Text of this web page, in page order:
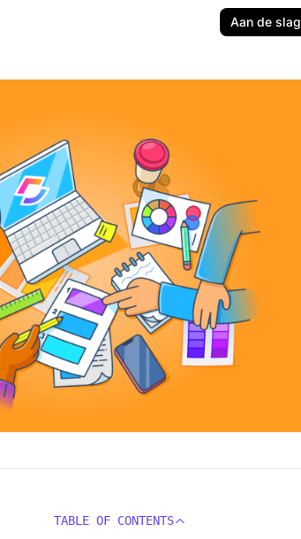
Aan de slag
TABLE OF CONTENTS